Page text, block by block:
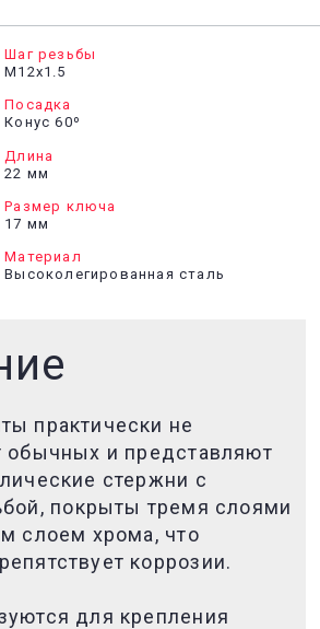
Шаг резьбы
М12х1.5
Посадка
Конус 60º
Длина
22 мм
Размер ключа
17 мм
Материал
Высоколегированная сталь
практически не
обычных и представляют
стержни с
покрыты тремя слоями
слоем хрома, что
коррозии.
для крепления